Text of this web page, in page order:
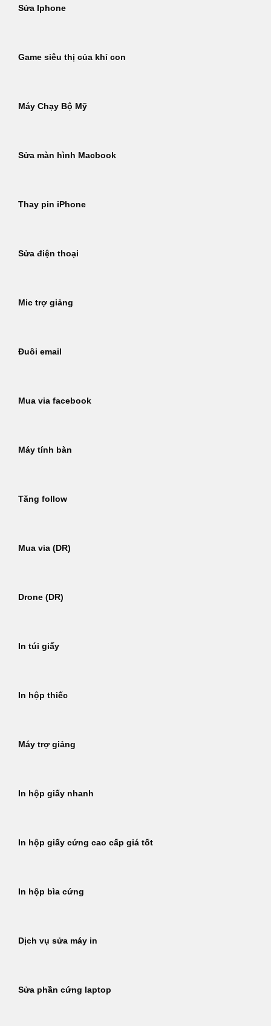
Sửa Iphone
Game siêu thị của khỉ con
Máy Chạy Bộ Mỹ
Sửa màn hình Macbook
Thay pin iPhone
Sửa điện thoại
Mic trợ giảng
Đuôi email
Mua via facebook
Máy tính bàn
Tăng follow
Mua via (DR)
Drone (DR)
In túi giấy
In hộp thiếc
Máy trợ giảng
In hộp giấy nhanh
In hộp giấy cứng cao cấp giá tốt
In hộp bìa cứng
Dịch vụ sửa máy in
Sửa phần cứng laptop